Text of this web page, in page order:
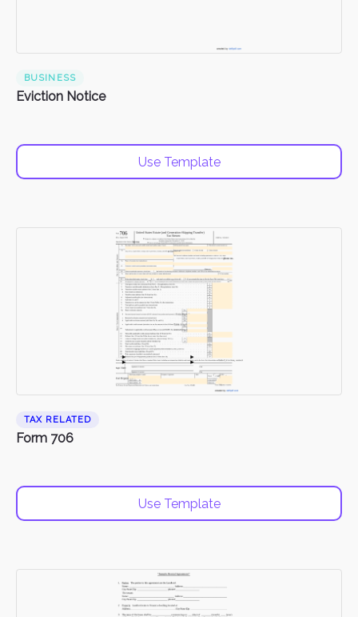
BUSINESS
Eviction Notice
Use Template
TAX RELATED
Form 706
Use Template